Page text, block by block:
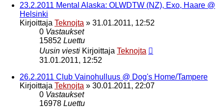
23.2.2011 Mental Alaska: OLWDTW (NZ), Exo, Haare @
Helsinki
Kirjoittaja Teknojta » 31.01.2011, 12:52
0 Vastaukset
15852 Luettu
Uusin viesti Kirjoittaja Teknojta
31.01.2011, 12:52
26.2.2011 Club Vainohulluus @ Dog's Home/Tampere
Kirjoittaja Teknojta » 30.01.2011, 22:07
0 Vastaukset
16978 Luettu